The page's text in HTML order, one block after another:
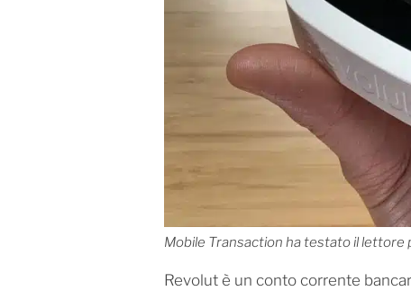
Mobile Transaction ha testato il
Revolut è un conto corrente